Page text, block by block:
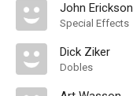
John Erickson
Special Effects
Dick Ziker
Dobles